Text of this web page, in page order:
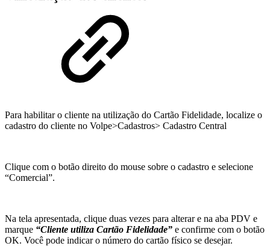
Para habilitar o cliente na utilização do Cartão Fidelidade, localize o
cadastro do cliente no Volpe>Cadastros> Cadastro Central
Clique com o botão direito do mouse sobre o cadastro e selecione
“Comercial”.
Na tela apresentada, clique duas vezes para alterar e na aba PDV e
marque “Cliente utiliza Cartão Fidelidade” e confirme com o botão
OK. Você pode indicar o número do cartão físico se desejar.